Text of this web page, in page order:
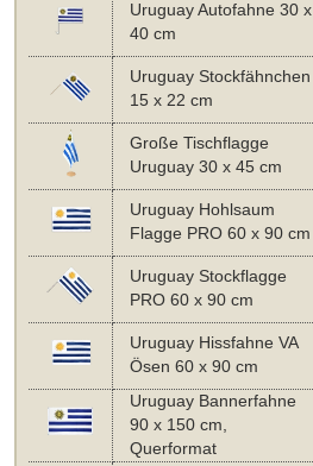
Uruguay Autofahne 30 x
40 cm
Uruguay Stockfähnchen
15 x 22 cm
Große Tischflagge
Uruguay 30 x 45 cm
Uruguay Hohlsaum
Flagge PRO 60 x 90 cm
Uruguay Stockflagge
PRO 60 x 90 cm
Uruguay Hissfahne VA
Ösen 60 x 90 cm
Uruguay Bannerfahne
90 x 150 cm,
Querformat